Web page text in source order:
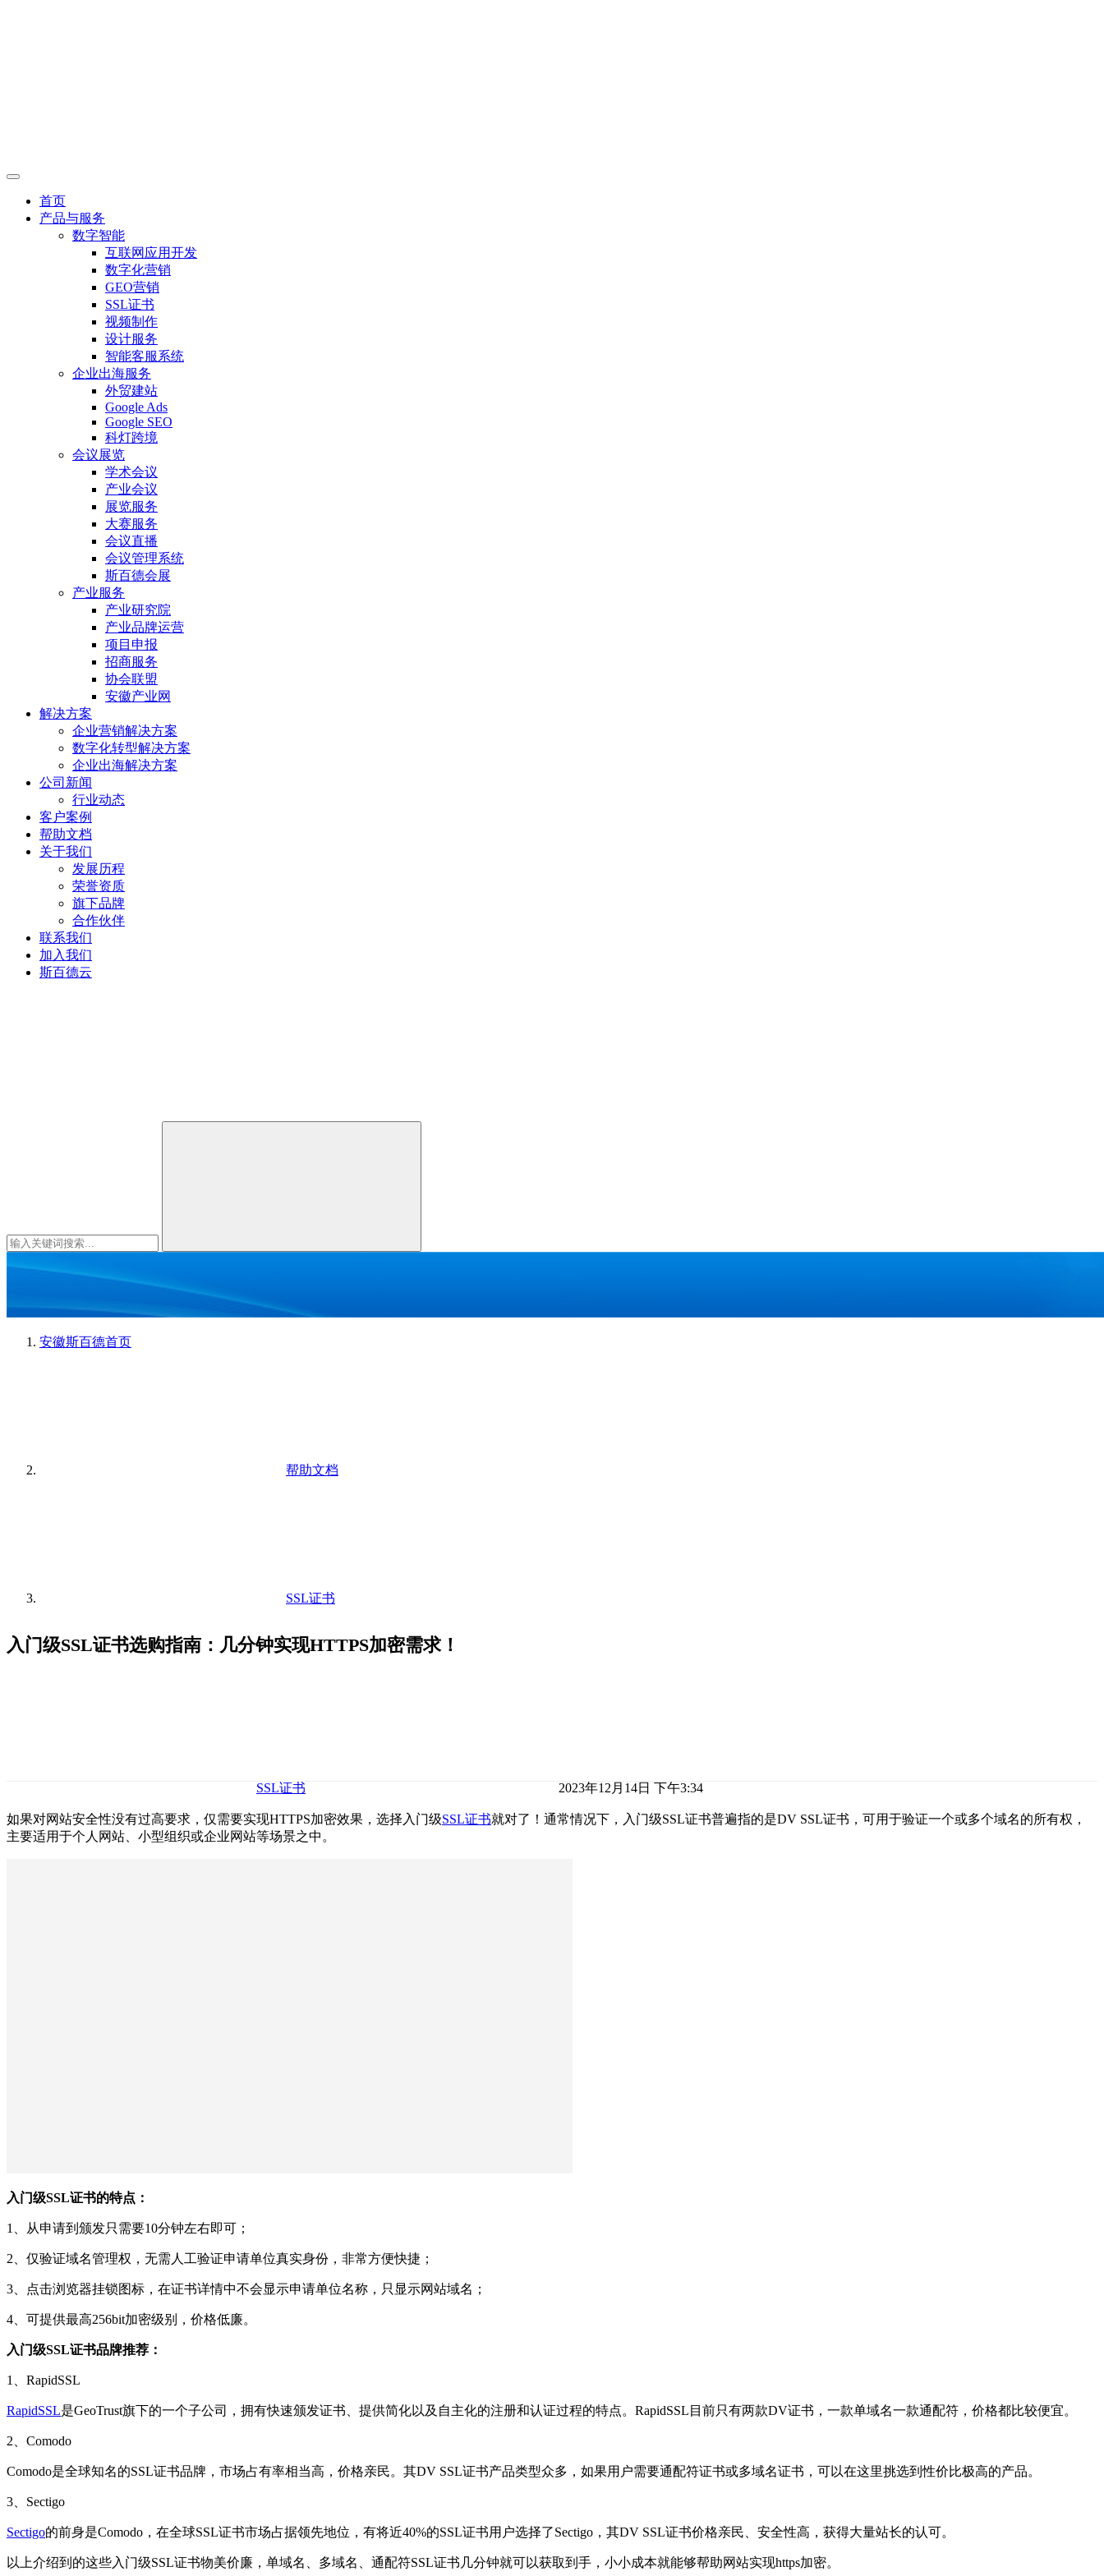
首页
产品与服务
数字智能
互联网应用开发
数字化营销
GEO营销
SSL证书
视频制作
设计服务
智能客服系统
企业出海服务
外贸建站
Google Ads
Google SEO
科灯跨境
会议展览
学术会议
产业会议
展览服务
大赛服务
会议直播
会议管理系统
斯百德会展
产业服务
产业研究院
产业品牌运营
项目申报
招商服务
协会联盟
安徽产业网
解决方案
企业营销解决方案
数字化转型解决方案
企业出海解决方案
公司新闻
行业动态
客户案例
帮助文档
关于我们
发展历程
荣誉资质
旗下品牌
合作伙伴
联系我们
加入我们
斯百德云
安徽斯百德首页
帮助文档
SSL证书
入门级SSL证书选购指南：几分钟实现HTTPS加密需求！
SSL证书 2023年12月14日 下午3:34
如果对网站安全性没有过高要求，仅需要实现HTTPS加密效果，选择入门级SSL证书就对了！通常情况下，入门级SSL证书普遍指的是DV SSL证书，可用于验证一个或多个域名的所有权，
主要适用于个人网站、小型组织或企业网站等场景之中。
入门级SSL证书的特点：
1、从申请到颁发只需要10分钟左右即可；
2、仅验证域名管理权，无需人工验证申请单位真实身份，非常方便快捷；
3、点击浏览器挂锁图标，在证书详情中不会显示申请单位名称，只显示网站域名；
4、可提供最高256bit加密级别，价格低廉。
入门级SSL证书品牌推荐：
1、RapidSSL
RapidSSL是GeoTrust旗下的一个子公司，拥有快速颁发证书、提供简化以及自主化的注册和认证过程的特点。RapidSSL目前只有两款DV证书，一款单域名一款通配符，价格都比较便宜。
2、Comodo
Comodo是全球知名的SSL证书品牌，市场占有率相当高，价格亲民。其DV SSL证书产品类型众多，如果用户需要通配符证书或多域名证书，可以在这里挑选到性价比极高的产品。
3、Sectigo
Sectigo的前身是Comodo，在全球SSL证书市场占据领先地位，有将近40%的SSL证书用户选择了Sectigo，其DV SSL证书价格亲民、安全性高，获得大量站长的认可。
以上介绍到的这些入门级SSL证书物美价廉，单域名、多域名、通配符SSL证书几分钟就可以获取到手，小小成本就能够帮助网站实现https加密。